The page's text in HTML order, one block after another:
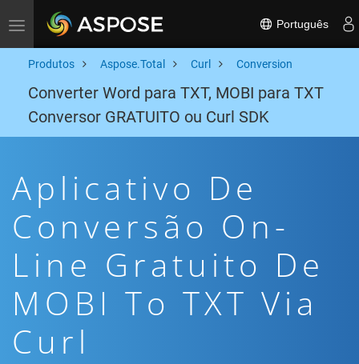
Toggle navigation Português
Produtos Aspose.Total Curl Conversion
Converter Word para TXT, MOBI para TXT
Conversor GRATUITO ou Curl SDK
Aplicativo De
Conversão On-
Line Gratuito De
MOBI To TXT Via
Curl